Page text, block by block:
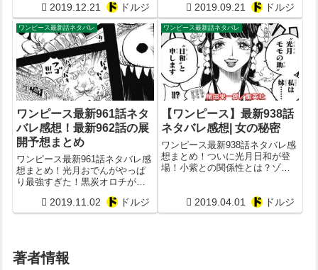
2019.12.21 ドルジ 2019.09.21 ドルジ
ワンピース最新話ネタバレ
ワンピース最新961話ネタ
バレ感想！最新962話の展
開予想まとめ
ワンピース最新961話ネタバレ感
想まとめ！光月おでんがやっぱ
り最強すぎた！黒炭オロチが霜
2019.11.02 ドルジ
ワンピース最新話ネタバレ
【ワンピース】最新938話
ネタバレ感想| 女の秘密
ワンピース最新938話ネタバレ感
想まとめ！ついに光月日和が登
場！小紫との関係性とは？ゾロ
2019.04.01 ドルジ
著者情報